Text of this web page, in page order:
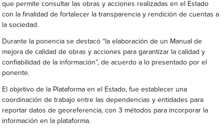
que permite consultar las obras y acciones realizadas en el Estado
con la finalidad de fortalecer la transparencia y rendición de cuentas a
la sociedad.
Durante la ponencia se destacó “la elaboración de un Manual de
mejora de calidad de obras y acciones para garantizar la calidad y
confiabilidad de la información”, de acuerdo a lo presentado por el
ponente.
El objetivo de la Plataforma en el Estado, fue establecer una
coordinación de trabajo entre las dependencias y entidades para
reportar datos de georeferencia, con 3 métodos para incorporar la
información en la plataforma.